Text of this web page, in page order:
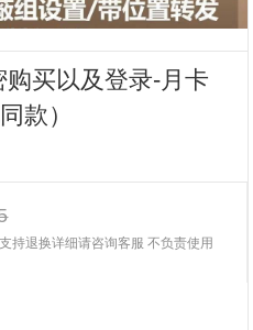
买以及登录-月卡
款）
持退换详细请咨询客服 不负责使用